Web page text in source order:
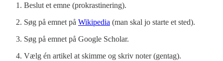
Beslut et emne (prokrastinering).
Søg på emnet på Wikipedia (man skal jo starte et sted).
Søg på emnet på Google Scholar.
Vælg én artikel at skimme og skriv noter (gentag).